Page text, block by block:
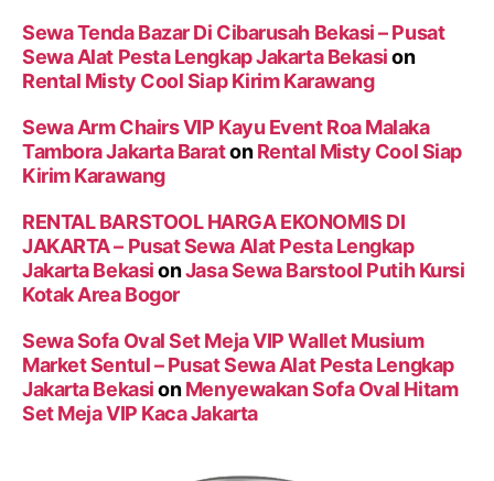
Sewa Tenda Bazar Di Cibarusah Bekasi – Pusat
Sewa Alat Pesta Lengkap Jakarta Bekasion
Rental Misty Cool Siap Kirim Karawang
Sewa Arm Chairs VIP Kayu Event Roa Malaka
Tambora Jakarta BaratonRental Misty Cool Siap
Kirim Karawang
RENTAL BARSTOOL HARGA EKONOMIS DI
JAKARTA – Pusat Sewa Alat Pesta Lengkap
Jakarta BekasionJasa Sewa Barstool Putih Kursi
Kotak Area Bogor
Sewa Sofa Oval Set Meja VIP Wallet Musium
Market Sentul – Pusat Sewa Alat Pesta Lengkap
Jakarta BekasionMenyewakan Sofa Oval Hitam
Set Meja VIP Kaca Jakarta